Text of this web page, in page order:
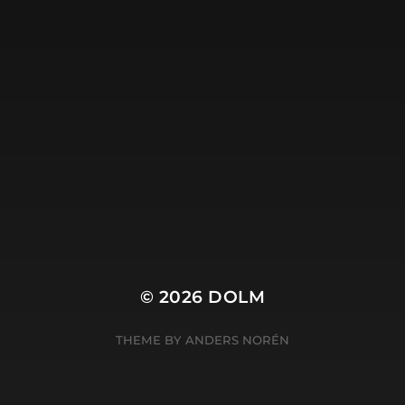
© 2026 DOLM
THEME BY ANDERS NORÉN